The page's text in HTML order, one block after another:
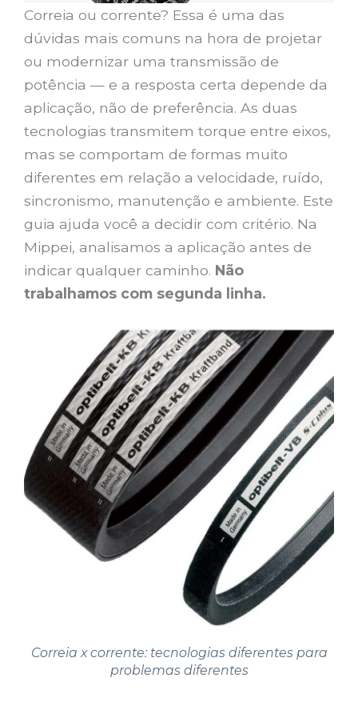
Correia ou corrente? Essa é uma das
dúvidas mais comuns na hora de projetar
ou modernizar uma transmissão de
potência — e a resposta certa depende da
aplicação, não de preferência. As duas
tecnologias transmitem torque entre eixos,
mas se comportam de formas muito
diferentes em relação a velocidade, ruído,
sincronismo, manutenção e ambiente. Este
guia ajuda você a decidir com critério. Na
Mippei, analisamos a aplicação antes de
indicar qualquer caminho. Não
trabalhamos com segunda linha.
Correia x corrente: tecnologias diferentes para
problemas diferentes